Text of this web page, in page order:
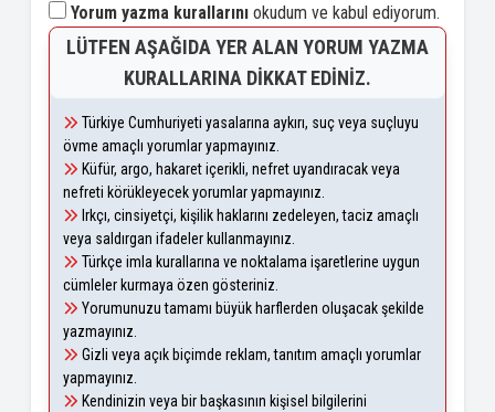
Yorum yazma kurallarını okudum ve kabul ediyorum.
LÜTFEN AŞAĞIDA YER ALAN YORUM YAZMA
KURALLARINA DIKKAT EDINIZ.
Türkiye Cumhuriyeti yasalarına aykırı, suç veya suçluyu
övme amaçlı yorumlar yapmayınız.
Küfür, argo, hakaret içerikli, nefret uyandıracak veya
nefreti körükleyecek yorumlar yapmayınız.
Irkçı, cinsiyetçi, kişilik haklarını zedeleyen, taciz amaçlı
veya saldırgan ifadeler kullanmayınız.
Türkçe imla kurallarına ve noktalama işaretlerine uygun
cümleler kurmaya özen gösteriniz.
Yorumunuzu tamamı büyük harflerden oluşacak şekilde
yazmayınız.
Gizli veya açık biçimde reklam, tanıtım amaçlı yorumlar
yapmayınız.
Kendinizin veya bir başkasının kişisel bilgilerini